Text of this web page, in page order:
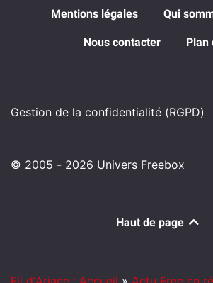
Mentions légales Qui
Nous contacter Plan
Gestion de la confidentialité (RGPD)
© 2005 - 2026 Univers Freebox
Haut de page